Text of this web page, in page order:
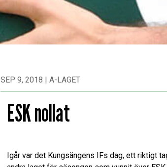
SEP 9, 2018 | A-LAGET
ESK nollat
Igår var det Kungsängens IFs dag, ett riktigt